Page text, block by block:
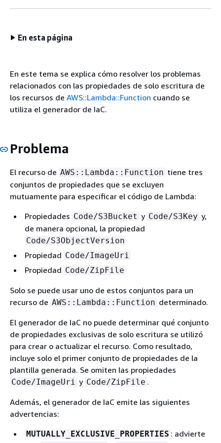
En esta página
En este tema se explica cómo resolver los problemas
relacionados con las propiedades de solo escritura de
los recursos de AWS::Lambda::Function cuando se
utiliza el generador de IaC.
Problema
El recurso de AWS::Lambda::Function tiene tres
conjuntos de propiedades que se excluyen
mutuamente para especificar el código de Lambda:
Propiedades Code/S3Bucket y Code/S3Key y,
de manera opcional, la propiedad
Code/S3ObjectVersion
Propiedad Code/ImageUri
Propiedad Code/ZipFile
Solo se puede usar uno de estos conjuntos para un
recurso de AWS::Lambda::Function determinado.
El generador de IaC no puede determinar qué conjunto
de propiedades exclusivas de solo escritura se utilizó
para crear o actualizar el recurso. Como resultado,
incluye solo el primer conjunto de propiedades de la
plantilla generada. Se omiten las propiedades
Code/ImageUri y Code/ZipFile .
Además, el generador de IaC emite las siguientes
advertencias:
MUTUALLY_EXCLUSIVE_PROPERTIES : advierte